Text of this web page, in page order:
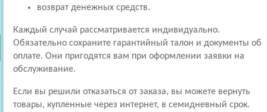
возврат денежных средств.
Каждый случай рассматривается индивидуально.
Обязательно сохраните гарантийный талон и документы об
оплате. Они пригодятся вам при оформлении заявки на
обслуживание.
Если вы решили отказаться от заказа, вы можете вернуть
товары, купленные через интернет, в семидневный срок.